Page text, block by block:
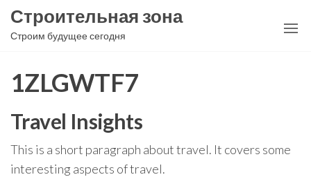
Перейти
Строительная зона
Строим будущее сегодня
1ZLGWTF7
Travel Insights
This is a short paragraph about travel. It covers some
interesting aspects of travel.